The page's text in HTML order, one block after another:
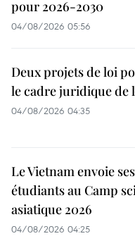
pour 2026-2030
04/08/2026 05:56
Deux projets de loi
le cadre juridique de
04/08/2026 04:35
Le Vietnam envoie
étudiants au Camp
asiatique 2026
04/08/2026 04:25